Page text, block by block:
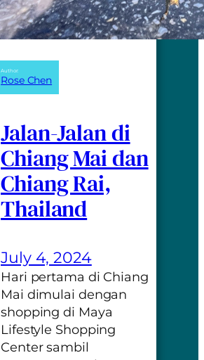
Author:
Rose Chen
Jalan-Jalan di
Chiang Mai dan
Chiang Rai,
Thailand
July 4, 2024
Hari pertama di Chiang
Mai dimulai dengan
shopping di Maya
Lifestyle Shopping
Center sambil